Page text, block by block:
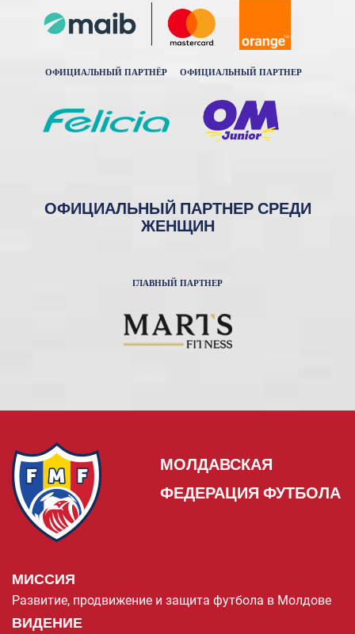
ОФИЦИАЛЬНЫЙ ПАРТНЁР ОФИЦИАЛЬНЫЙ ПАРТНЕР
ОФИЦИАЛЬНЫЙ ПАРТНЕР СРЕДИ
ЖЕНЩИН
ГЛАВНЫЙ ПАРТНЕР
МОЛДАВСКАЯ
ФЕДЕРАЦИЯ ФУТБОЛА
МИССИЯ
Развитие, продвижение и защита футбола в Молдове
ВИДЕНИЕ